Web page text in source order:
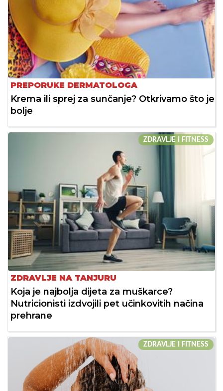
PREPORUKE DERMATOLOGA
Krema ili sprej za sunčanje? Otkrivamo što je
bolje
ZDRAVLJE I FITNESS
ZDRAVLJE NA TANJURU
Koja je najbolja dijeta za muškarce?
Nutricionisti izdvojili pet učinkovitih načina
prehrane
ZDRAVLJE I FITNESS